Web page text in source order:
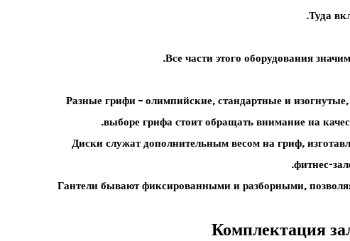
Туда
.
Все части этого оборудования
Разные грифи – олимпийские, стандартные и
выборе грифа стоит обращать внимание на
Диски служат дополнительным весом на гриф,
фитнес-
Гантели бывают фиксированными и разборными,
Комплектация